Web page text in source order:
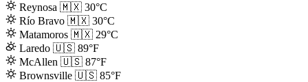
Reynosa 🇲🇽 30°C
Río Bravo 🇲🇽 30°C
Matamoros 🇲🇽 29°C
Laredo 🇺🇸 89°F
McAllen 🇺🇸 87°F
Brownsville 🇺🇸 85°F